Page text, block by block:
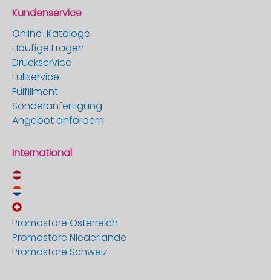
Kundenservice
Online-Kataloge
Häufige Fragen
Druckservice
Fullservice
Fulfillment
Sonderanfertigung
Angebot anfordern
International
Promostore Österreich
Promostore Niederlande
Promostore Schweiz